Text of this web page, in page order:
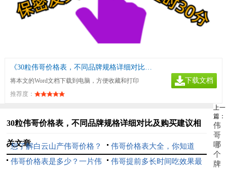
《30粒伟哥价格表，不同品牌规格详细对比及购买建议》
将本文的Word文档下载到电脑，方便收藏和打印
推荐度：
下载文档
30粒伟哥价格表，不同品牌规格详细对比及购买建议相
关文章
想了解白云山产伟哥价格？
伟哥价格表大全，你知道
吗？
伟哥价格表是多少？一片伟
伟哥提前多长时间吃效果最
上一
篇：
伟
哥
哪
个
牌